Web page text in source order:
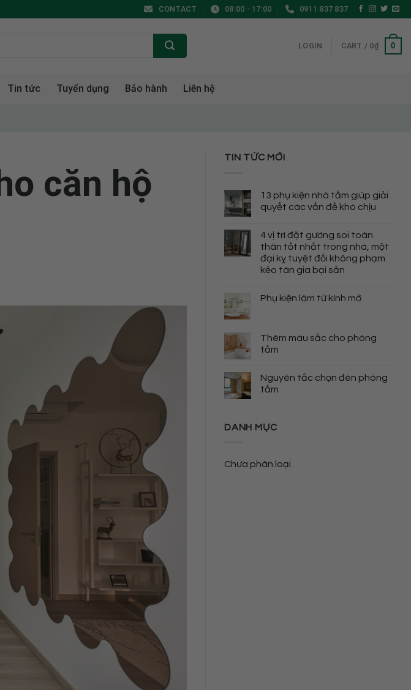
CONTACT 08:00 - 17:00 0911 837 837
LOGIN CART / 0₫ 0
Tin tức Tuyển dụng Bảo hành Liên hệ
căn hộ
TIN TỨC MỚI
13 phụ kiện nhà tắm giúp giải
quyết các vấn đề khó chịu
4 vị trí đặt gương soi toàn
thân tốt nhất trong nhà, một
đại kỵ tuyệt đối không phạm
kẻo tán gia bại sản
Phụ kiện làm từ kính mờ
Thêm màu sắc cho phòng
tắm
Nguyên tắc chọn đèn phòng
tắm
DANH MỤC
Chưa phân loại